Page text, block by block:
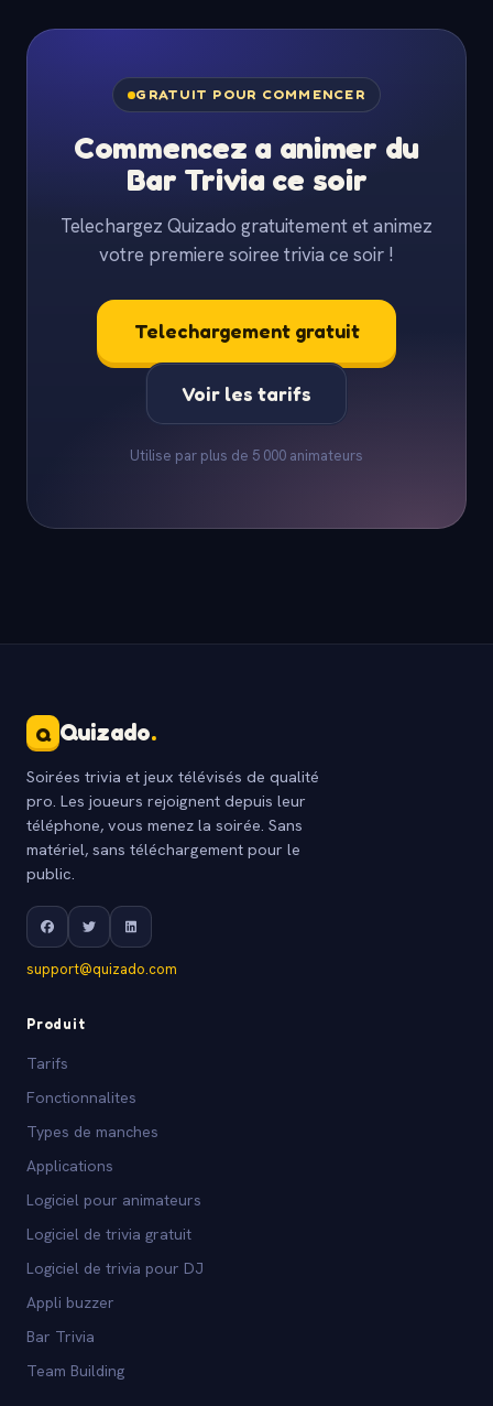
GRATUIT POUR COMMENCER
Commencez a animer du
Bar Trivia ce soir
Telechargez Quizado gratuitement et animez
votre premiere soiree trivia ce soir !
Telechargement gratuit
Voir les tarifs
Utilise par plus de 5 000 animateurs
Q Quizado.
Soirées trivia et jeux télévisés de qualité
pro. Les joueurs rejoignent depuis leur
téléphone, vous menez la soirée. Sans
matériel, sans téléchargement pour le
public.
support@quizado.com
Produit
Tarifs
Fonctionnalites
Types de manches
Applications
Logiciel pour animateurs
Logiciel de trivia gratuit
Logiciel de trivia pour DJ
Appli buzzer
Bar Trivia
Team Building